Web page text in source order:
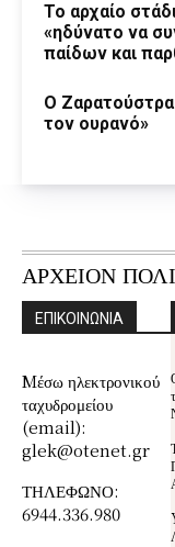
Το αρχαίο
«ηδύνατο να
παίδων και
Ο
τον ουρανό»
ΑΡΧΕΙΟΝ
ΕΠΙΚΟΙΝΩΝΙΑ
Mέσω ηλεκτρονικού
ταχυδρομείου
(email):
glek@otenet.gr
ΤΗΛΕΦΩΝΟ:
6944.336.980